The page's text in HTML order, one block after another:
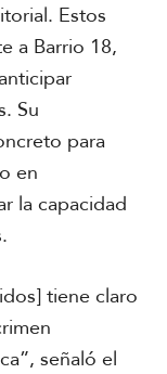
Estos
a Barrio 18,
Su
para
en
la capacidad
tiene claro
señaló el